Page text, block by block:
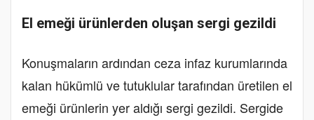
El emeği ürünlerden oluşan sergi gezildi
Konuşmaların ardından ceza infaz kurumlarında
kalan hükümlü ve tutuklular tarafından üretilen el
emeği ürünlerin yer aldığı sergi gezildi. Sergide